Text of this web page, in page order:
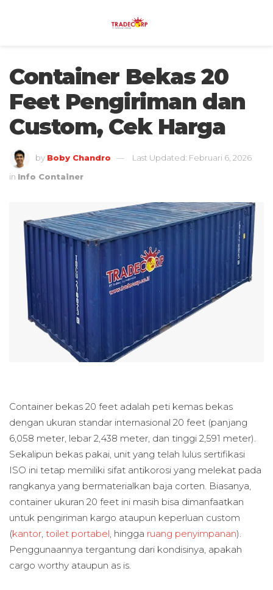
Container Bekas 20
Feet Pengiriman dan
Custom, Cek Harga
by Boby Chandro
Last Updated: Februari 6, 2026
in Info Container
Container bekas 20 feet adalah peti kemas bekas
dengan ukuran standar internasional 20 feet (panjang
6,058 meter, lebar 2,438 meter, dan tinggi 2,591 meter).
Sekalipun bekas pakai, unit yang telah lulus sertifikasi
ISO ini tetap memiliki sifat antikorosi yang melekat pada
rangkanya yang bermaterialkan baja corten. Biasanya,
container ukuran 20 feet ini masih bisa dimanfaatkan
untuk pengiriman kargo ataupun keperluan custom
(kantor toilet portabel , hingga ruang penyimpanan).
Penggunaannya tergantung dari kondisinya, apakah
cargo worthy ataupun as is.